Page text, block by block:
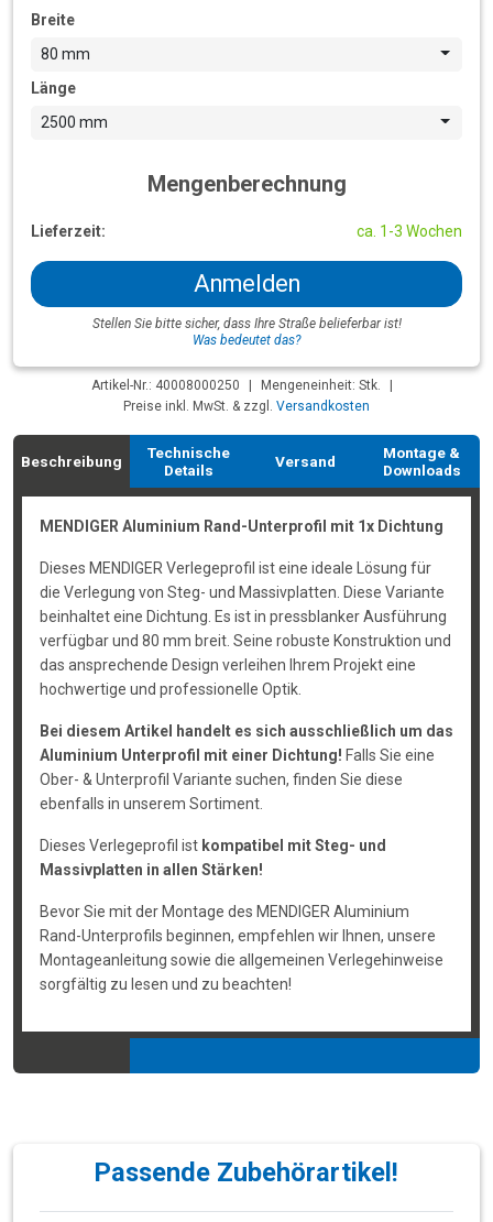
Breite
80 mm
Länge
2500 mm
Mengenberechnung
Lieferzeit: ca. 1-3 Wochen
Anmelden
Stellen Sie bitte sicher, dass Ihre Straße belieferbar ist!
Was bedeutet das?
Artikel-Nr.: 40008000250 Mengeneinheit: Stk.
Preise inkl. MwSt. & zzgl. Versandkosten
Beschreibung
Technische
Details
Versand
Montage &
Downloads
MENDIGER Aluminium Rand-Unterprofil mit 1x Dichtung
Dieses MENDIGER Verlegeprofil ist eine ideale Lösung für
die Verlegung von Steg- und Massivplatten. Diese Variante
beinhaltet eine Dichtung. Es ist in pressblanker Ausführung
verfügbar und 80 mm breit. Seine robuste Konstruktion und
das ansprechende Design verleihen Ihrem Projekt eine
hochwertige und professionelle Optik.
Bei diesem Artikel handelt es sich ausschließlich um das
Aluminium Unterprofil mit einer Dichtung! Falls Sie eine
Ober- & Unterprofil Variante suchen, finden Sie diese
ebenfalls in unserem Sortiment.
Dieses Verlegeprofil ist kompatibel mit Steg- und
Massivplatten in allen Stärken!
Bevor Sie mit der Montage des MENDIGER Aluminium
Rand-Unterprofils beginnen, empfehlen wir Ihnen, unsere
Montageanleitung sowie die allgemeinen Verlegehinweise
sorgfältig zu lesen und zu beachten!
Passende Zubehörartikel!